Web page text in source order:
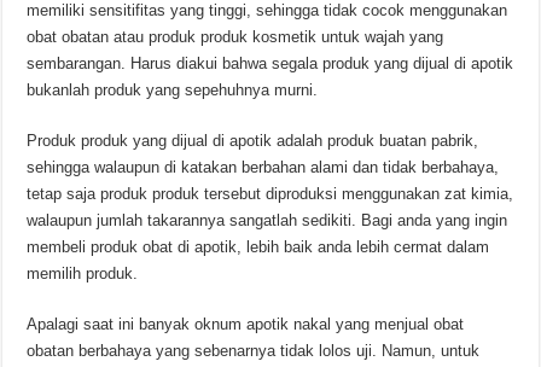
memiliki sensitifitas yang tinggi, sehingga tidak cocok menggunakan
obat obatan atau produk produk kosmetik untuk wajah yang
sembarangan. Harus diakui bahwa segala produk yang dijual di apotik
bukanlah produk yang sepehuhnya murni.
Produk produk yang dijual di apotik adalah produk buatan pabrik,
sehingga walaupun di katakan berbahan alami dan tidak berbahaya,
tetap saja produk produk tersebut diproduksi menggunakan zat kimia,
walaupun jumlah takarannya sangatlah sedikiti. Bagi anda yang ingin
membeli produk obat di apotik, lebih baik anda lebih cermat dalam
memilih produk.
Apalagi saat ini banyak oknum apotik nakal yang menjual obat
obatan berbahaya yang sebenarnya tidak lolos uji. Namun, untuk